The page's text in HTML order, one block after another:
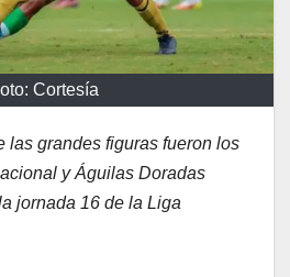
Cortesía
las grandes figuras fueron los
y Águilas Doradas
jornada 16 de la Liga